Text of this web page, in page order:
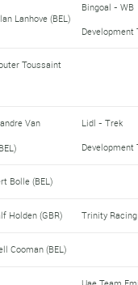
Lanhove (BEL)
Bingoal - WB
Development
Toussaint
Van
Lidl - Trek
Development
Bolle (BEL)
Holden (GBR) Trinity Racing
Cooman (BEL)